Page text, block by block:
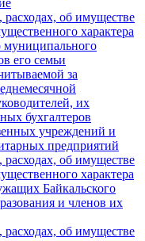
расходах, об имуществе
характера
муниципального
его семьи
за
их
бухгалтеров
учреждений и
предприятий
расходах, об имуществе
характера
Байкальского
и членов их
расходах, об имуществе